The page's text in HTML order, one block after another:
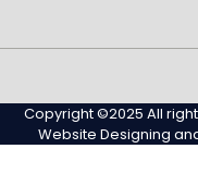
Copyright ©2025 All
Website Designing